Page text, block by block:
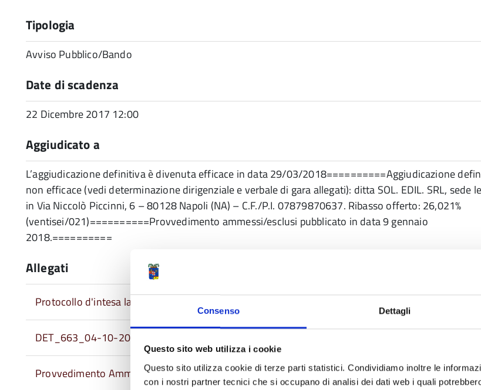
Consenso Dettagli
Questo sito web utilizza i cookie
Questo sito utilizza cookie di terze parti statistici. Condividiamo inoltre le
con i nostri partner tecnici che si occupano di analisi dei dati web i quali
Tipologia
Avviso Pubblico/Bando
Date di scadenza
22 Dicembre 2017 12:00
Aggiudicato a
L’aggiudicazione definitiva è divenuta efficace in data 29/03/2018==========Aggiudicazione
non efficace (vedi determinazione dirigenziale e verbale di gara allegati): ditta SOL. EDIL. SRL, sede
in Via Niccolò Piccinni, 6 – 80128 Napoli (NA) – C.F./P.I. 07879870637. Ribasso offerto: 26,021%
(ventisei/021)==========Provvedimento ammessi/esclusi pubblicato in data 9 gennaio
2018.==========
Allegati
Protocollo d'intesa lavoro nero.pdf
DET_663_04-10-2017_determina a contrarre.pdf
Provvedimento Ammessi Esclusi 4_2018.pdf